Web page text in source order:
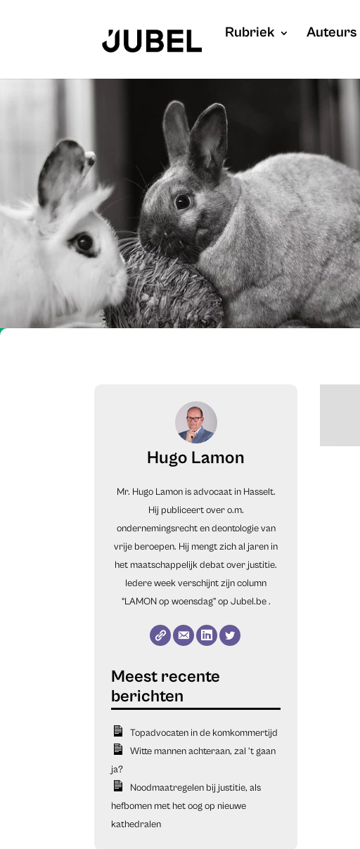
Rubriek Auteurs
Hugo Lamon
Mr. Hugo Lamon is advocaat in Hasselt.
Hij publiceert over o.m.
ondernemingsrecht en deontologie van
vrije beroepen. Hij mengt zich al jaren in
het maatschappelijk debat over justitie.
Iedere week verschijnt zijn column
“LAMON op woensdag” op Jubel.be.
Topadvocaten in de komkommertijd
Witte mannen achteraan, zal ’t gaan
ja?
Noodmaatregelen bij justitie, als
hefbomen met het oog op nieuwe
kathedralen